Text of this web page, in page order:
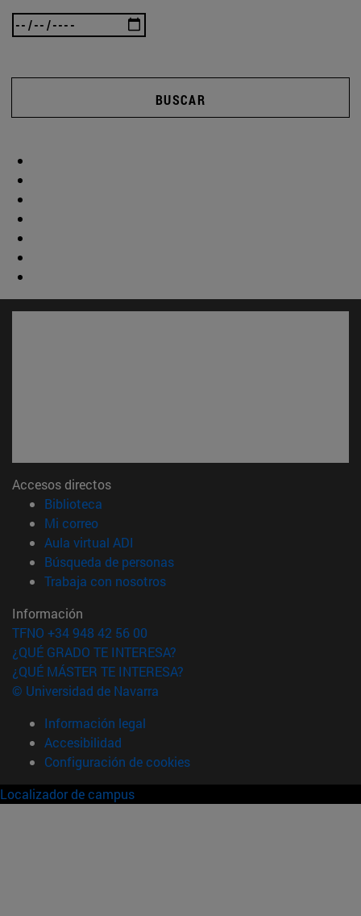
BUSCAR
Accesos directos
Biblioteca
Mi correo(abre en nueva ventana)
Aula virtual ADI
Búsqueda de personas(abre en nueva ventana)
Trabaja con nosotros(abre en nueva ventana)
Información
TFNO +34 948 42 56 00
¿QUÉ GRADO TE INTERESA?
¿QUÉ MÁSTER TE INTERESA?
© Universidad de Navarra
Información legal
Accesibilidad
Configuración de cookies
Localizador de campus